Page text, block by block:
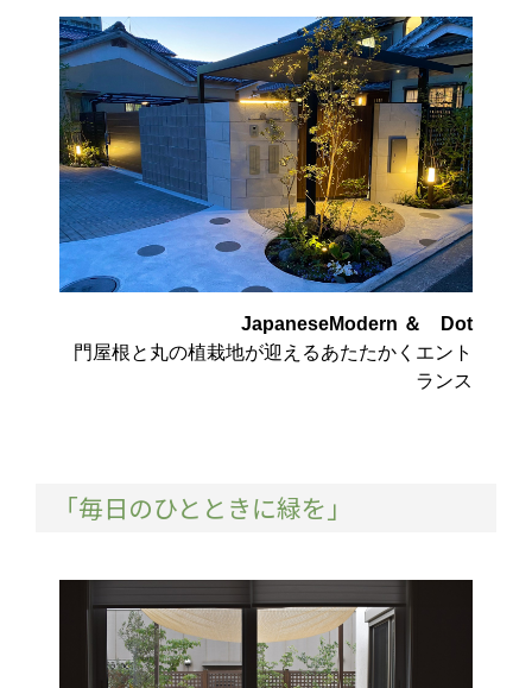
JapaneseModern ＆ Dot
門屋根と丸の植栽地が迎えるあたたかくエント
ランス
「毎日のひとときに緑を」